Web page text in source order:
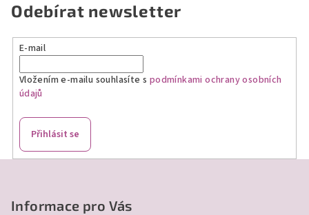
Odebírat newsletter
E-mail
Vložením e-mailu souhlasíte s podmínkami ochrany osobních
údajů
Přihlásit se
Informace pro Vás